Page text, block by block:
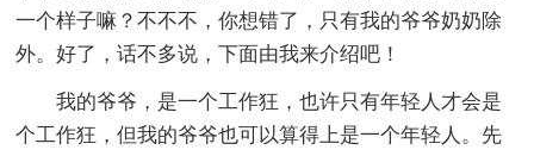
一个样子嘛？不不不，你想错了，只有我的爷爷奶奶除
外。好了，话不多说，下面由我来介绍吧！
我的爷爷，是一个工作狂，也许只有年轻人才会是
个工作狂，但我的爷爷也可以算得上是一个年轻人。先